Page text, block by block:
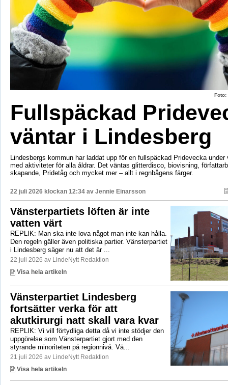
Fullspäckad
väntar i Lindesberg
Lindesbergs kommun har laddat upp för en fullspäckad Pridevecka
med aktiviteter för alla åldrar. Det väntas glitterdisco, biovisning,
skapande, Pridetåg och mycket mer – allt i regnbågens färger.
22 juli 2026 klockan 12:34 av Jennie Einarsson
Vänsterpartiets löften är inte
vatten värt
REPLIK: Man ska inte lova något man inte kan hålla.
Den regeln gäller även politiska partier. Vänsterpartiet
i Lindesberg säger nu att det är ...
22 juli 2026 av LindeNytt Redaktion
Visa hela artikeln
Vänsterpartiet Lindesberg
fortsätter verka för att
akutkirurgi natt skall vara kvar
REPLIK: Vi vill förtydliga detta då vi inte stödjer den
uppgörelse som Vänsterpartiet gjort med den
styrande minoriteten på regionnivå. Vä...
21 juli 2026 av LindeNytt Redaktion
Visa hela artikeln